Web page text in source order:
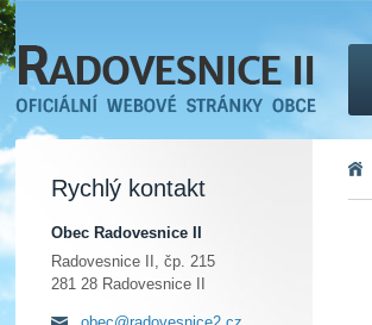
Rychlý kontakt
Obec Radovesnice II
Radovesnice II, čp. 215
281 28 Radovesnice II